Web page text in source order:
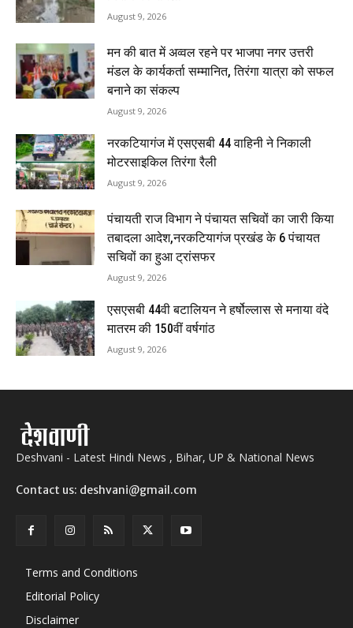
August 9, 2026
मन की बात में अव्वल रहने पर भाजपा नगर उत्तरी
मंडल के कार्यकर्ता सम्मानित, तिरंगा यात्रा को सफल
बनाने का संकल्प
August 9, 2026
नरकटियागंज में एसएसबी 44 वाहिनी ने निकाली
मोटरसाइकिल तिरंगा रैली
August 9, 2026
पंचायती राज विभाग ने पंचायत सचिवों का जारी किया
तबादला आदेश,नरकटियागंज प्रखंड के 6 पंचायत
सचिवों का हुआ ट्रांसफर
August 9, 2026
एसएसबी 44वी बटालियन ने हर्षोल्लास से मनाया वंदे
मातरम की 150वीं वर्षगांठ
August 9, 2026
Deshvani - Latest Hindi News , Bihar, UP & National News
Contact us: deshvani@gmail.com
Terms and Conditions
Editorial Policy
Disclaimer